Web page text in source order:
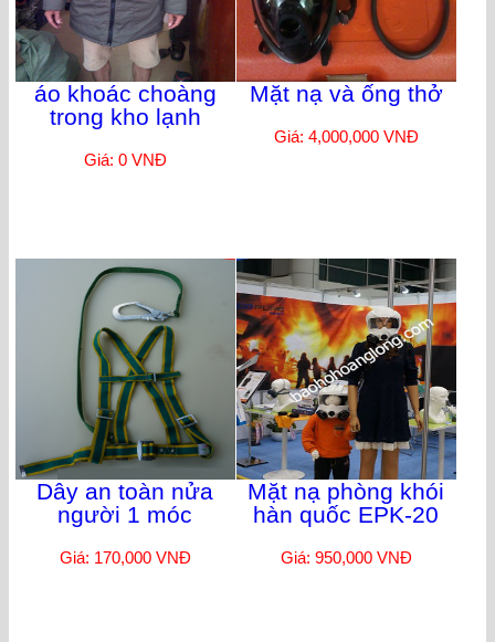
áo khoác choàng
trong kho lạnh
Giá: 0 VNĐ
Mặt nạ và ống thở
Giá: 4,000,000 VNĐ
Dây an toàn nửa
người 1 móc
Giá: 170,000 VNĐ
Mặt nạ phòng khói
hàn quốc EPK-20
Giá: 950,000 VNĐ